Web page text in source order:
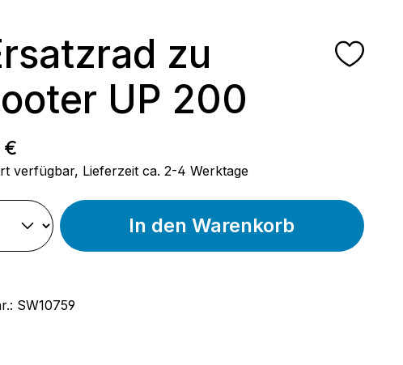
zu
UP 200
Preis:
€
verfügbar, Lieferzeit ca. 2-4 Werktage
In den Warenkorb
SW10759